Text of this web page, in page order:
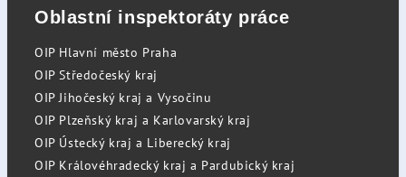
Oblastní inspektoráty práce
OIP Hlavní město Praha
OIP Středočeský kraj
OIP Jihočeský kraj a Vysočinu
OIP Plzeňský kraj a Karlovarský kraj
OIP Ústecký kraj a Liberecký kraj
OIP Královéhradecký kraj a Pardubický kraj